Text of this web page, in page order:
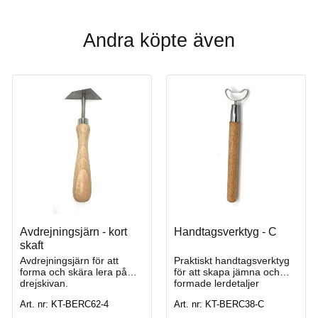
Andra köpte även
Avdrejningsjärn - kort
skaft
Avdrejningsjärn för att
forma och skära lera på
drejskivan.
Art. nr: KT-BERC62-4
Handtagsverktyg - C
Praktiskt handtagsverktyg
för att skapa jämna och
formade lerdetaljer
Art. nr: KT-BERC38-C